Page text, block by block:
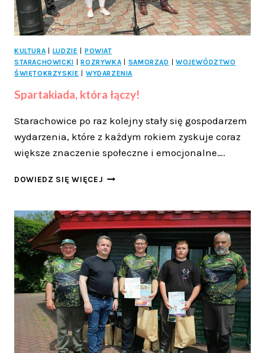
FINAŁ
KIELCE
CHALLENGE!
KULTURA LUDZIE
POWIAT
STARACHOWICKI
ROZRYWKA SAMORZĄD
WOJEWÓDZTWO
ŚWIĘTOKRZYSKIE
WYDARZENIA
Spartakiada, która łączy!
Starachowice po raz kolejny stały się gospodarzem
wydarzenia, które z każdym rokiem zyskuje coraz
większe znaczenie społeczne i emocjonalne….
DOWIEDZ SIĘ WIĘCEJ SPARTAKIADA,